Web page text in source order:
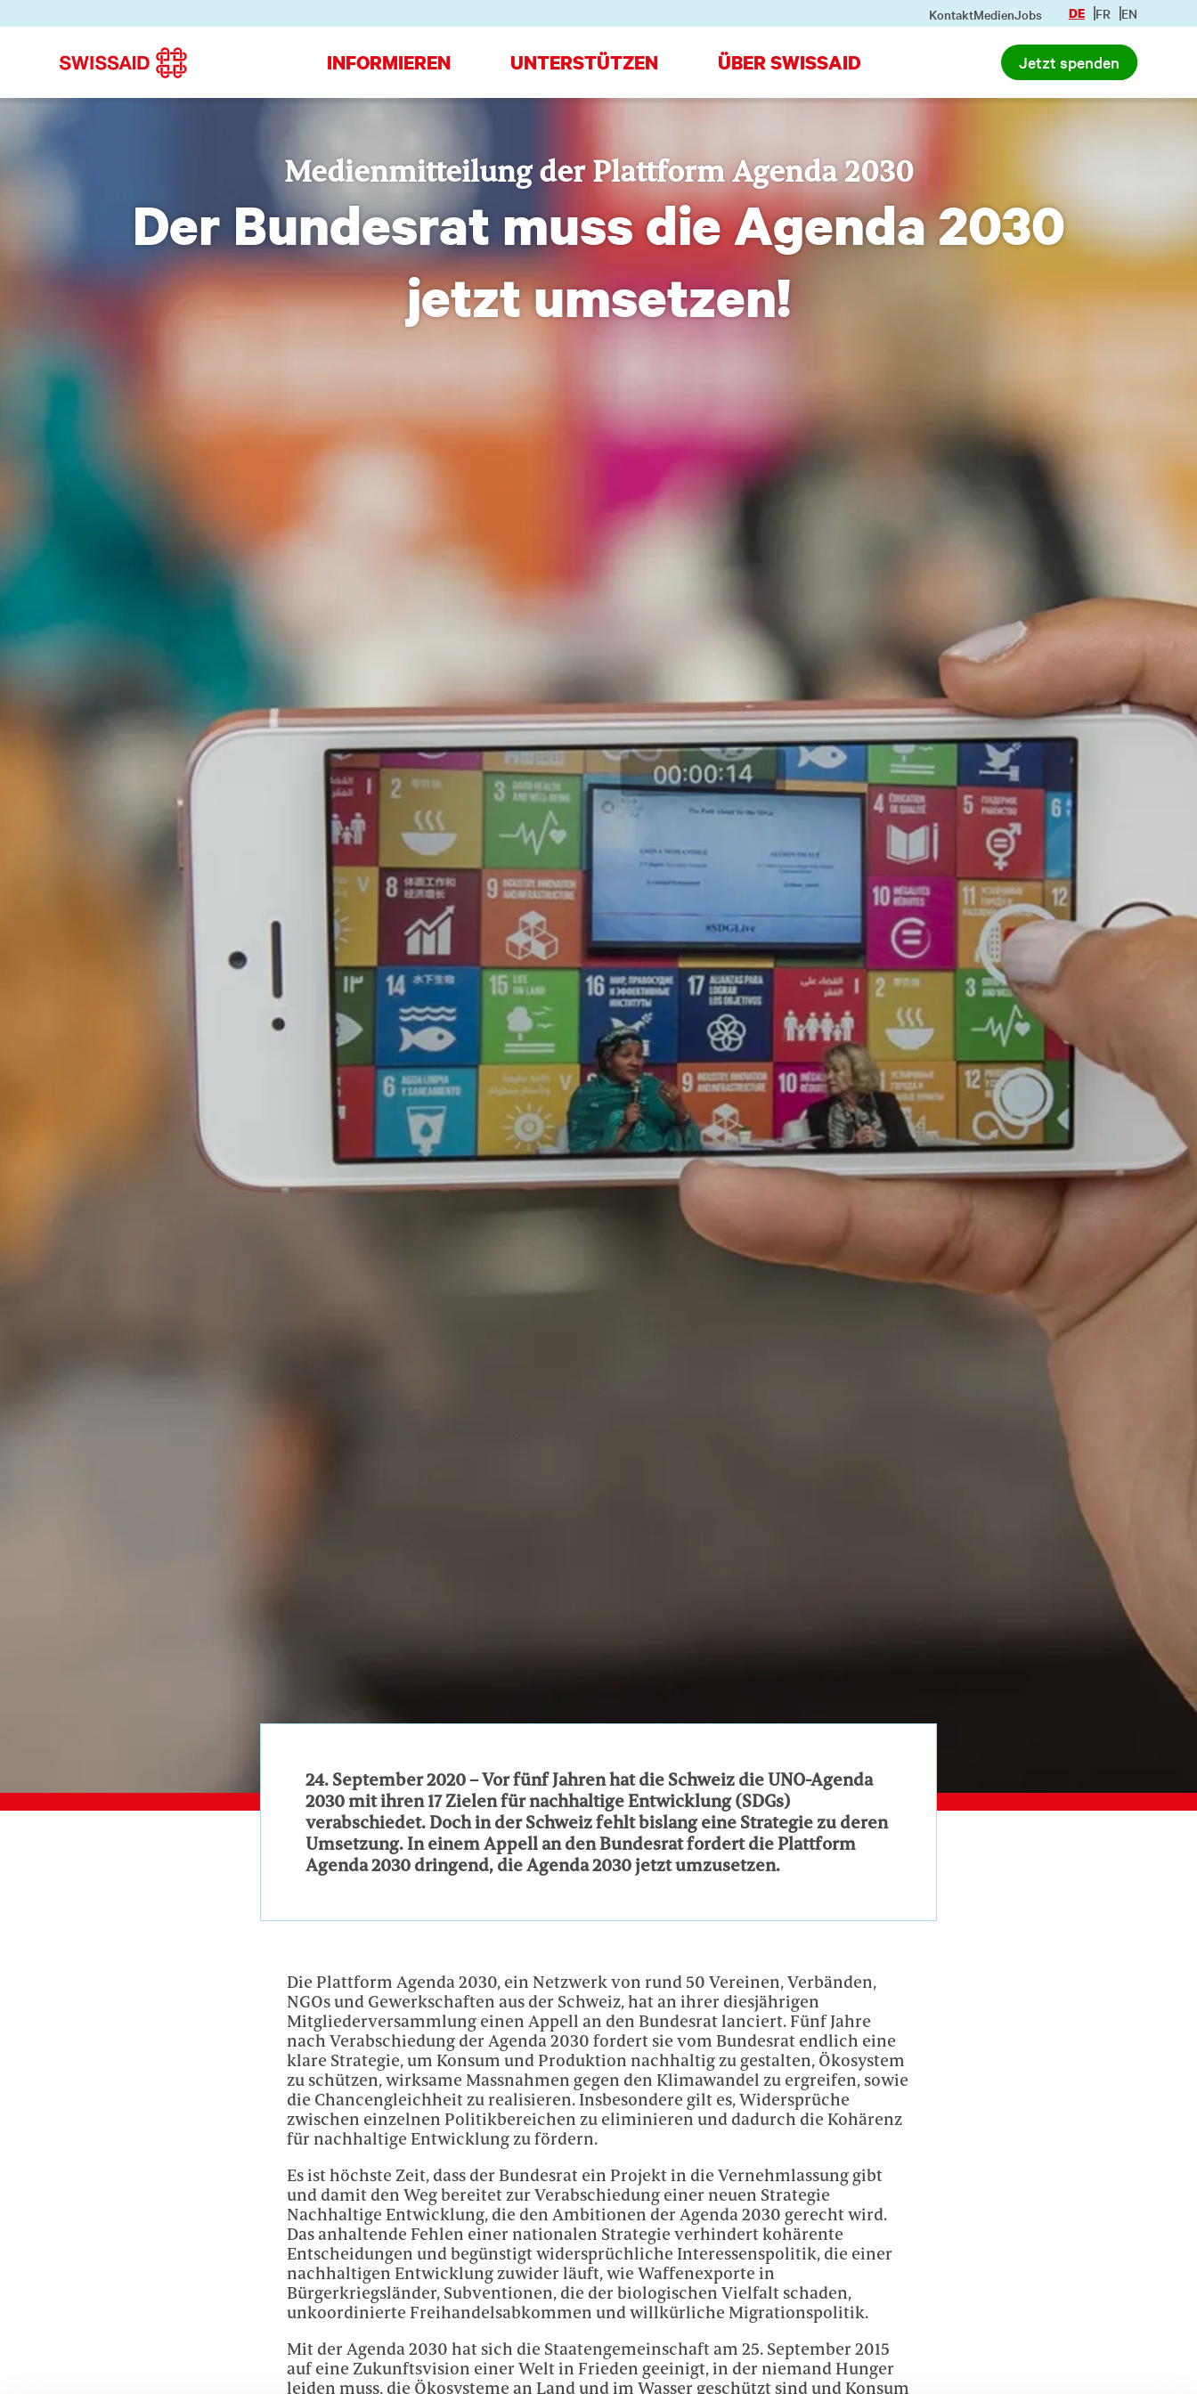
KontaktMedienJobs DE FR EN
INFORMIEREN UNTERSTÜTZEN ÜBER SWISSAID Jetzt spenden
Medienmitteilung der Plattform Agenda 2030
Der Bundesrat muss die Agenda 2030
jetzt umsetzen!
24. September 2020 – Vor fünf Jahren hat die Schweiz die UNO-Agenda
2030 mit ihren 17 Zielen für nachhaltige Entwicklung (SDGs)
verabschiedet. Doch in der Schweiz fehlt bislang eine Strategie zu deren
Umsetzung. In einem Appell an den Bundesrat fordert die Plattform
Agenda 2030 dringend, die Agenda 2030 jetzt umzusetzen.
Die Plattform Agenda 2030, ein Netzwerk von rund 50 Vereinen, Verbänden,
NGOs und Gewerkschaften aus der Schweiz, hat an ihrer diesjährigen
Mitgliederversammlung einen Appell an den Bundesrat lanciert. Fünf Jahre
nach Verabschiedung der Agenda 2030 fordert sie vom Bundesrat endlich eine
klare Strategie, um Konsum und Produktion nachhaltig zu gestalten, Ökosystem
zu schützen, wirksame Massnahmen gegen den Klimawandel zu ergreifen, sowie
die Chancengleichheit zu realisieren. Insbesondere gilt es, Widersprüche
zwischen einzelnen Politikbereichen zu eliminieren und dadurch die Kohärenz
für nachhaltige Entwicklung zu fördern.
Es ist höchste Zeit, dass der Bundesrat ein Projekt in die Vernehmlassung gibt
und damit den Weg bereitet zur Verabschiedung einer neuen Strategie
Nachhaltige Entwicklung, die den Ambitionen der Agenda 2030 gerecht wird.
Das anhaltende Fehlen einer nationalen Strategie verhindert kohärente
Entscheidungen und begünstigt widersprüchliche Interessenspolitik, die einer
nachhaltigen Entwicklung zuwider läuft, wie Waffenexporte in
Bürgerkriegsländer, Subventionen, die der biologischen Vielfalt schaden,
unkoordinierte Freihandelsabkommen und willkürliche Migrationspolitik.
Mit der Agenda 2030 hat sich die Staatengemeinschaft am 25. September 2015
auf eine Zukunftsvision einer Welt in Frieden geeinigt, in der niemand Hunger
leiden muss, die Ökosysteme an Land und im Wasser geschützt sind und Konsum